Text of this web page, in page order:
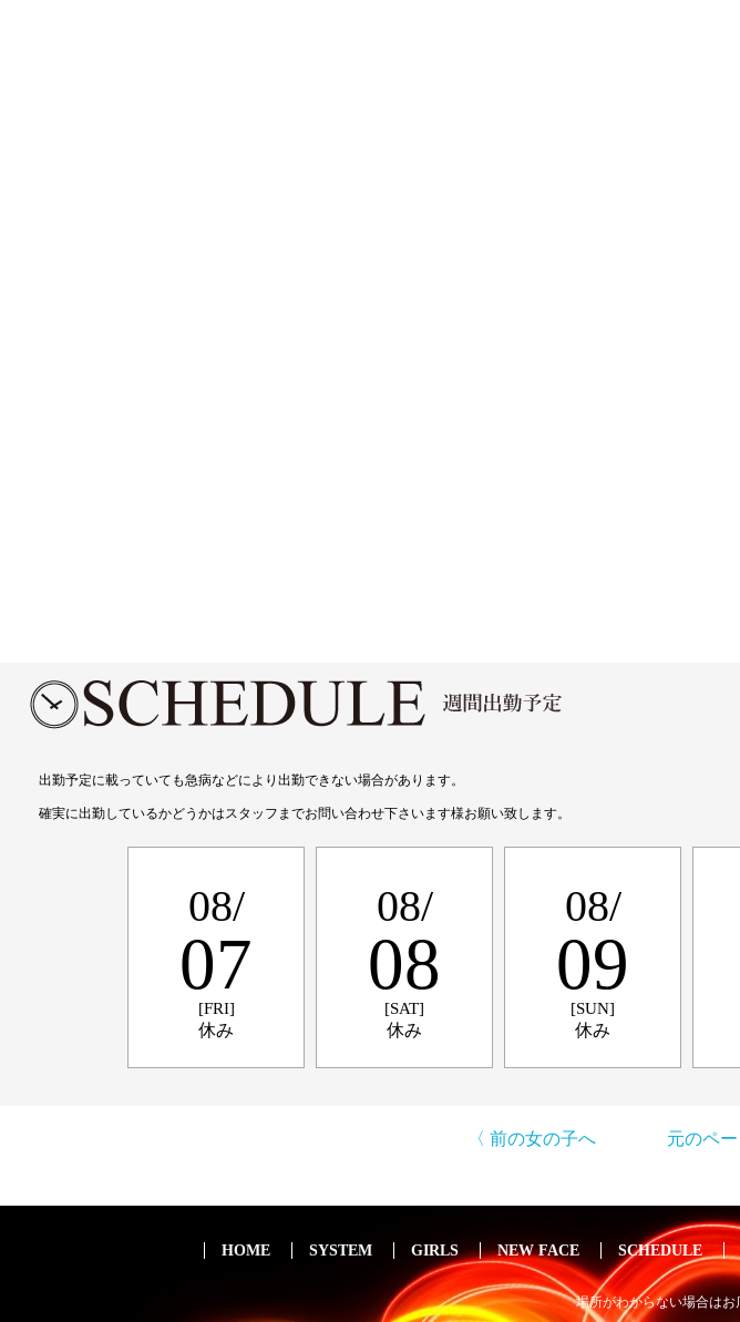
出勤予定に載っていても急病などにより出勤できない場合があります。
確実に出勤しているかどうかはスタッフまでお問い合わせ下さいます様お願い致します。
08/
07
[FRI]
休み
08/
08
[SAT]
休み
08/
09
[SUN]
休み
〈 前の女の子へ 元のペ
HOME SYSTEM GIRLS NEW FACE SCHEDULE
場所がわからない場合は